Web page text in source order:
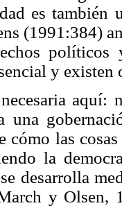
es
(1991:384)
y
aquí:
una
cómo las
la
desarrolla
y Olsen,